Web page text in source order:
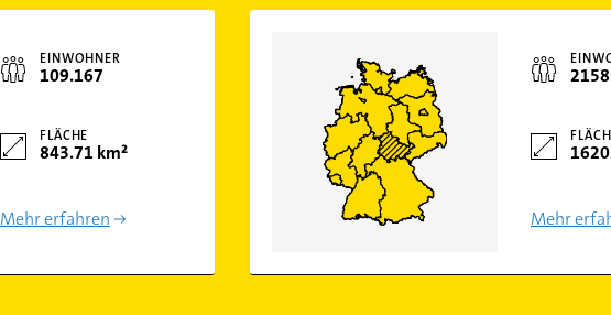
EINWOHNER
109.167
FLÄCHE
843.71 km²
Mehr erfahren Mehr